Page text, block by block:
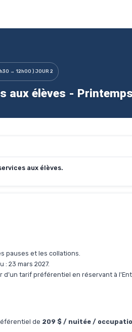
→ 12h00 ) JOUR 2
aux élèves -
aux élèves.
pauses et les collations.
23 mars 2027.
tarif préférentiel en réservant à
de 209 $ / nuitée /